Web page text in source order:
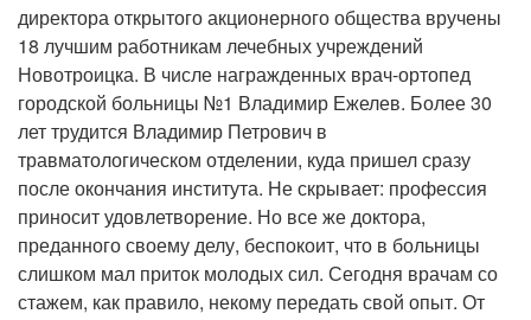
директора открытого акционерного общества вручены
18 лучшим работникам лечебных учреждений
Новотроицка. В числе награжденных врач-ортопед
городской больницы №1 Владимир Ежелев. Более 30
лет трудится Владимир Петрович в
травматологическом отделении, куда пришел сразу
после окончания института. Не скрывает: профессия
приносит удовлетворение. Но все же доктора,
преданного своему делу, беспокоит, что в больницы
слишком мал приток молодых сил. Сегодня врачам со
стажем, как правило, некому передать свой опыт. От